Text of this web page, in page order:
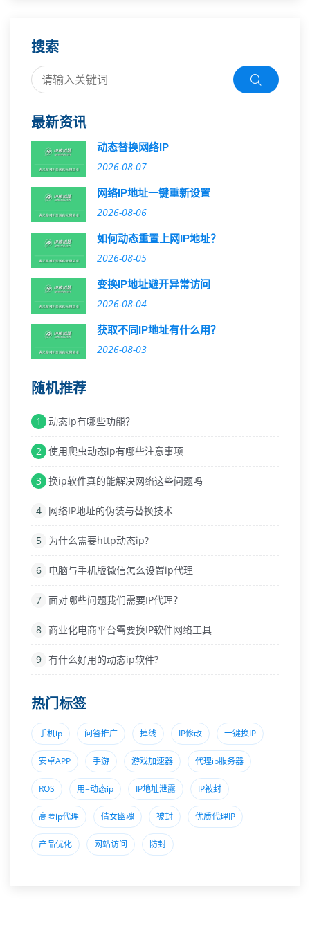
搜索
最新资讯
动态替换网络IP
2026-08-07
网络IP地址一键重新设置
2026-08-06
如何动态重置上网IP地址？
2026-08-05
变换IP地址避开异常访问
2026-08-04
获取不同IP地址有什么用？
2026-08-03
随机推荐
1 动态ip有哪些功能？
2 使用爬虫动态ip有哪些注意事项
3 换ip软件真的能解决网络这些问题吗
4 网络IP地址的伪装与替换技术
5 为什么需要http动态ip?
6 电脑与手机版微信怎么设置ip代理
7 面对哪些问题我们需要IP代理？
8 商业化电商平台需要换IP软件网络工具
9 有什么好用的动态ip软件?
热门标签
手机ip 问答推广 掉线 IP修改 一键换IP
安卓APP 手游 游戏加速器 代理ip服务器
ROS 用=动态ip IP地址泄露 IP被封
高匿ip代理 倩女幽魂 被封 优质代理IP
产品优化 网站访问 防封